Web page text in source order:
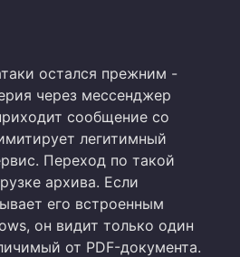
остался прежним -
через мессенджер
сообщение со
легитимный
Переход по такой
архива. Если
его встроенным
он видит только один
от PDF-документа.